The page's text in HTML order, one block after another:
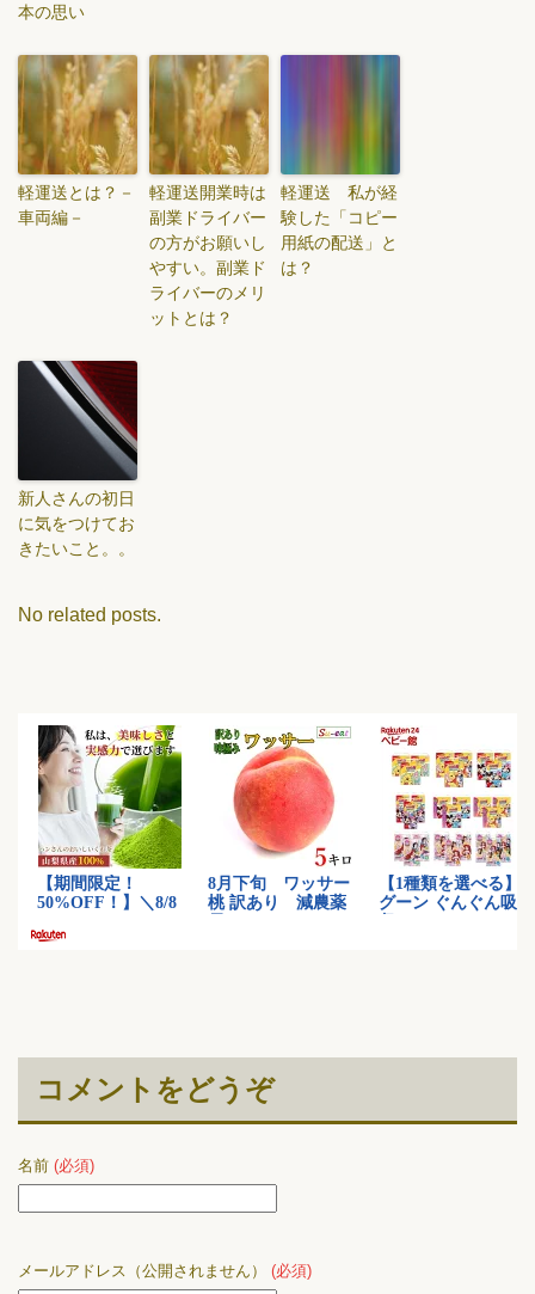
本の思い
軽運送とは？－
車両編－
軽運送開業時は
副業ドライバー
の方がお願いし
やすい。副業ド
ライバーのメリ
ットとは？
軽運送 私が経
験した「コピー
用紙の配送」と
は？
新人さんの初日
に気をつけてお
きたいこと。。
No related posts.
コメントをどうぞ
名前 (必須)
メールアドレス（公開されません） (必須)